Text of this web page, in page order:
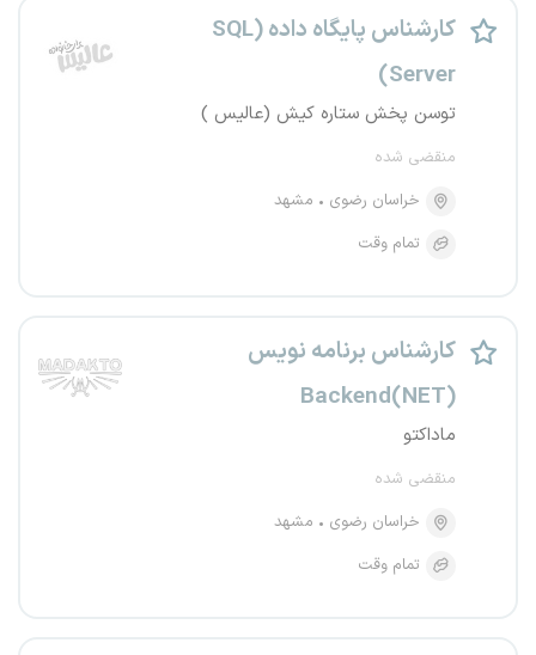
کارشناس پایگاه داده (SQL
Server)
توسن پخش ستاره کیش (عالیس )
منقضی شده
خراسان رضوی
مشهد
تمام وقت
کارشناس برنامه نویس
(NET)Backend
ماداکتو
منقضی شده
خراسان رضوی
مشهد
تمام وقت